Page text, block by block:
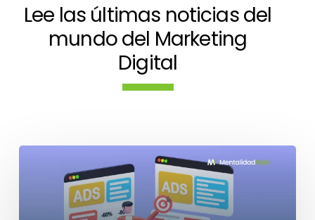
Lee las últimas noticias del
mundo del Marketing
Digital
El